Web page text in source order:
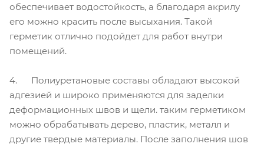
обеспечивает водостойкость, а благодаря акрилу
его можно красить после высыхания. Такой
герметик отлично подойдет для работ внутри
помещений.
4. Полиуретановые составы обладают высокой
адгезией и широко применяются для заделки
деформационных швов и щели. таким герметиком
можно обрабатывать дерево, пластик, металл и
другие твердые материалы. После заполнения шов